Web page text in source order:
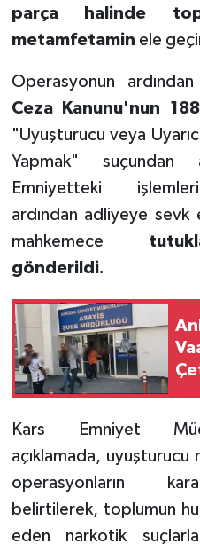
parça halinde
metamfetamin ele
Operasyonun
Ceza Kanunu'nun
"Uyuşturucu veya
Yapmak" suçundan
Emniyetteki
ardından adliyeye sevk
mahkemece
gönderildi.
Kars Emniyet
açıklamada,
operasyonların
belirtilerek, toplumun
eden narkotik suçlarla